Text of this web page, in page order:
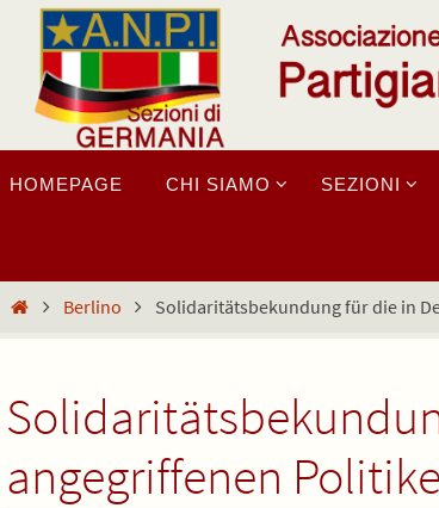
Salta
contenuto
alHOMEPAGE CHI SIAMO SEZIONI
HomeBerlino Solidaritätsbekundung für die in
angegriffenen